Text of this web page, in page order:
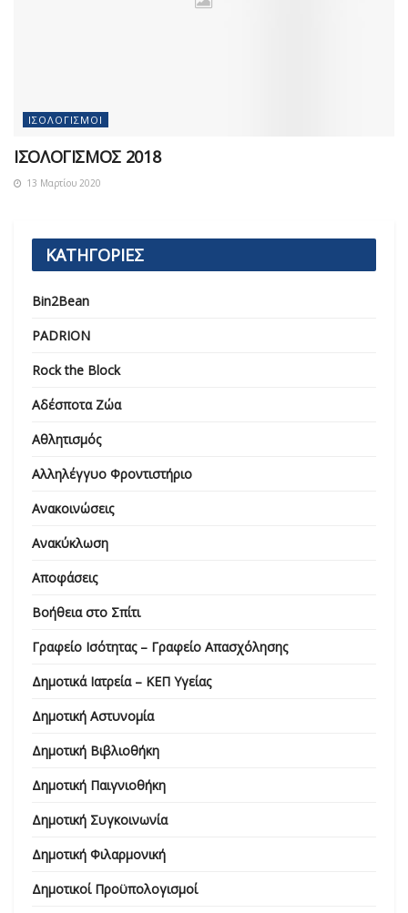
ΙΣΟΛΟΓΙΣΜΟΊ
ΙΣΟΛΟΓΙΣΜΟΣ 2018
13 Μαρτίου 2020
ΚΑΤΗΓΟΡΙΕΣ
Bin2Bean
PADRION
Rock the Block
Αδέσποτα Ζώα
Αθλητισμός
Αλληλέγγυο Φροντιστήριο
Ανακοινώσεις
Ανακύκλωση
Αποφάσεις
Βοήθεια στο Σπίτι
Γραφείο Ισότητας – Γραφείο Απασχόλησης
Δημοτικά Ιατρεία – ΚΕΠ Υγείας
Δημοτική Αστυνομία
Δημοτική Βιβλιοθήκη
Δημοτική Παιγνιοθήκη
Δημοτική Συγκοινωνία
Δημοτική Φιλαρμονική
Δημοτικοί Προϋπολογισμοί